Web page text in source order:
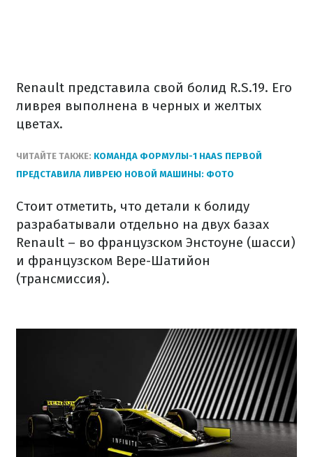
Renault представила свой болид R.S.19. Его
ливрея выполнена в черных и желтых
цветах.
ЧИТАЙТЕ ТАКЖЕ: КОМАНДА ФОРМУЛЫ-1 HAAS ПЕРВОЙ
ПРЕДСТАВИЛА ЛИВРЕЮ НОВОЙ МАШИНЫ: ФОТО
Стоит отметить, что детали к болиду
разрабатывали отдельно на двух базах
Renault – во французском Энстоуне (шасси)
и французском Вере-Шатийон
(трансмиссия).